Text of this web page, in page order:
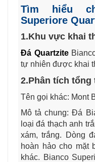
Tìm hiểu
Superiore
1.Khu vực khai
Đá Quartzite
tự nhiên được khai
2.Phân tích tổng
Tên gọi khác: Mont
Mô tả chung: Đá
loại đá thạch anh
xám, trắng. Dòng
hoàn hảo cho mặt
khác. Bianco